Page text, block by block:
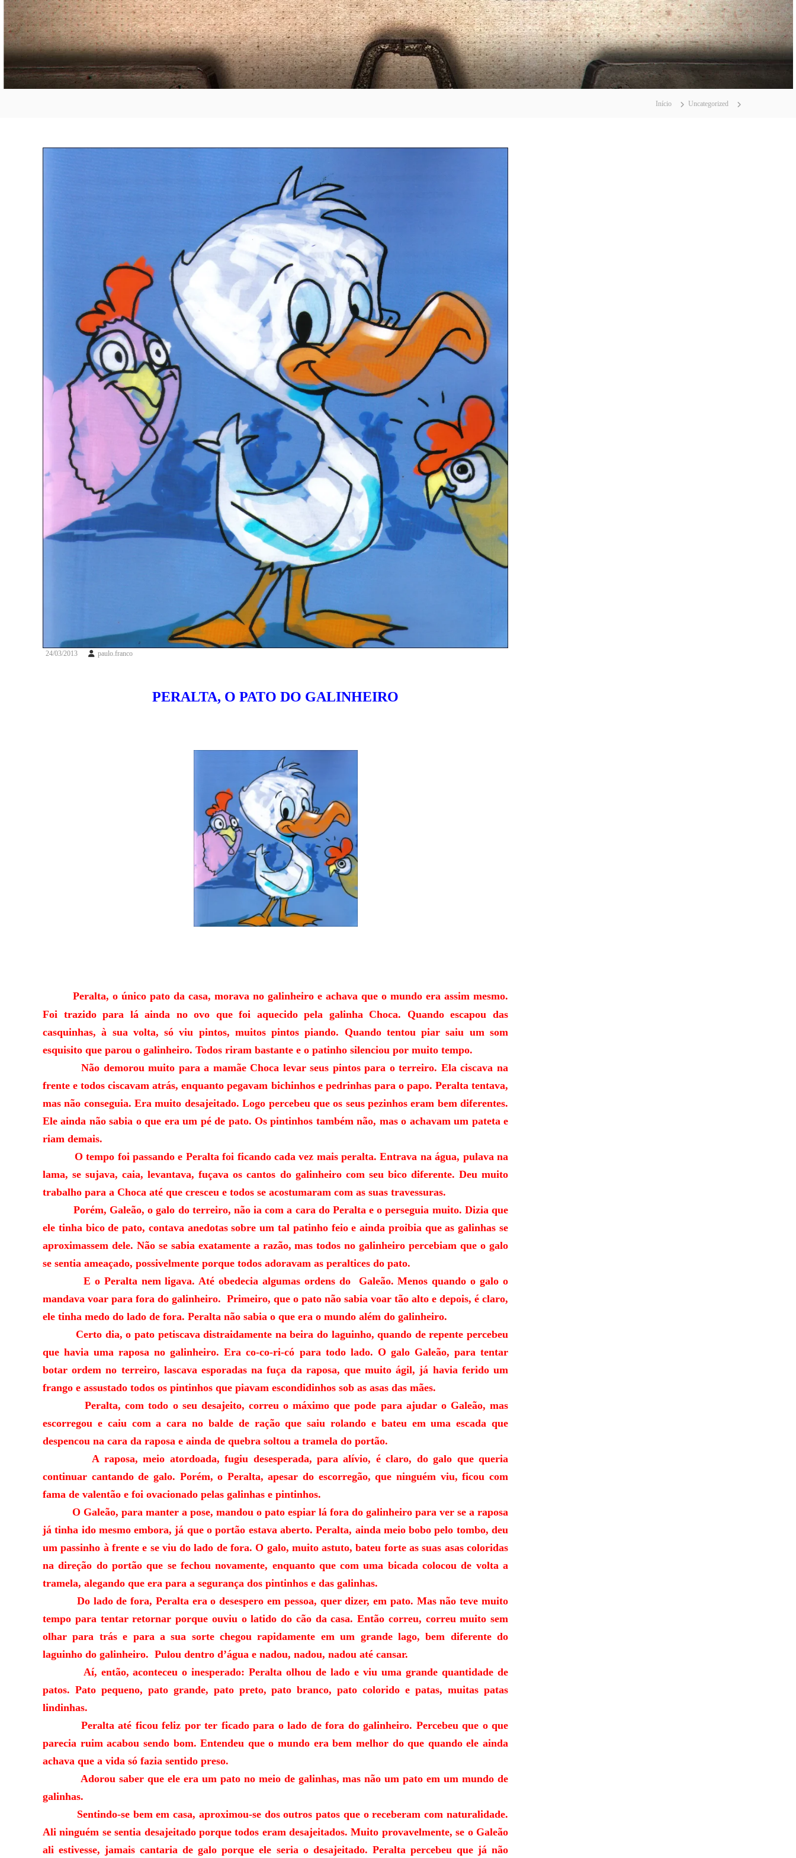
Início Uncategorized
24/03/2013 paulo.franco
PERALTA, O PATO DO GALINHEIRO
Peralta, o único pato da casa, morava no galinheiro e achava que o mundo era assim mesmo.
Foi trazido para lá ainda no ovo que foi aquecido pela galinha Choca. Quando escapou das
casquinhas, à sua volta, só viu pintos, muitos pintos piando. Quando tentou piar saiu um som
esquisito que parou o galinheiro. Todos riram bastante e o patinho silenciou por muito tempo.
Não demorou muito para a mamãe Choca levar seus pintos para o terreiro. Ela ciscava na
frente e todos ciscavam atrás, enquanto pegavam bichinhos e pedrinhas para o papo. Peralta tentava,
mas não conseguia. Era muito desajeitado. Logo percebeu que os seus pezinhos eram bem diferentes.
Ele ainda não sabia o que era um pé de pato. Os pintinhos também não, mas o achavam um pateta e
riam demais.
O tempo foi passando e Peralta foi ficando cada vez mais peralta. Entrava na água, pulava na
lama, se sujava, caia, levantava, fuçava os cantos do galinheiro com seu bico diferente. Deu muito
trabalho para a Choca até que cresceu e todos se acostumaram com as suas travessuras.
Porém, Galeão, o galo do terreiro, não ia com a cara do Peralta e o perseguia muito. Dizia que
ele tinha bico de pato, contava anedotas sobre um tal patinho feio e ainda proibia que as galinhas se
aproximassem dele. Não se sabia exatamente a razão, mas todos no galinheiro percebiam que o galo
se sentia ameaçado, possivelmente porque todos adoravam as peraltices do pato.
E o Peralta nem ligava. Até obedecia algumas ordens do Galeão. Menos quando o galo o
mandava voar para fora do galinheiro. Primeiro, que o pato não sabia voar tão alto e depois, é claro,
ele tinha medo do lado de fora. Peralta não sabia o que era o mundo além do galinheiro.
Certo dia, o pato petiscava distraidamente na beira do laguinho, quando de repente percebeu
que havia uma raposa no galinheiro. Era co-co-ri-có para todo lado. O galo Galeão, para tentar
botar ordem no terreiro, lascava esporadas na fuça da raposa, que muito ágil, já havia ferido um
frango e assustado todos os pintinhos que piavam escondidinhos sob as asas das mães.
Peralta, com todo o seu desajeito, correu o máximo que pode para ajudar o Galeão, mas
escorregou e caiu com a cara no balde de ração que saiu rolando e bateu em uma escada que
despencou na cara da raposa e ainda de quebra soltou a tramela do portão.
A raposa, meio atordoada, fugiu desesperada, para alívio, é claro, do galo que queria
continuar cantando de galo. Porém, o Peralta, apesar do escorregão, que ninguém viu, ficou com
fama de valentão e foi ovacionado pelas galinhas e pintinhos.
O Galeão, para manter a pose, mandou o pato espiar lá fora do galinheiro para ver se a raposa
já tinha ido mesmo embora, já que o portão estava aberto. Peralta, ainda meio bobo pelo tombo, deu
um passinho à frente e se viu do lado de fora. O galo, muito astuto, bateu forte as suas asas coloridas
na direção do portão que se fechou novamente, enquanto que com uma bicada colocou de volta a
tramela, alegando que era para a segurança dos pintinhos e das galinhas.
Do lado de fora, Peralta era o desespero em pessoa, quer dizer, em pato. Mas não teve muito
tempo para tentar retornar porque ouviu o latido do cão da casa. Então correu, correu muito sem
olhar para trás e para a sua sorte chegou rapidamente em um grande lago, bem diferente do
laguinho do galinheiro. Pulou dentro d’água e nadou, nadou, nadou até cansar.
Aí, então, aconteceu o inesperado: Peralta olhou de lado e viu uma grande quantidade de
patos. Pato pequeno, pato grande, pato preto, pato branco, pato colorido e patas, muitas patas
lindinhas.
Peralta até ficou feliz por ter ficado para o lado de fora do galinheiro. Percebeu que o que
parecia ruim acabou sendo bom. Entendeu que o mundo era bem melhor do que quando ele ainda
achava que a vida só fazia sentido preso.
Adorou saber que ele era um pato no meio de galinhas, mas não um pato em um mundo de
galinhas.
Sentindo-se bem em casa, aproximou-se dos outros patos que o receberam com naturalidade.
Ali ninguém se sentia desajeitado porque todos eram desajeitados. Muito provavelmente, se o Galeão
ali estivesse, jamais cantaria de galo porque ele seria o desajeitado. Peralta percebeu que já não